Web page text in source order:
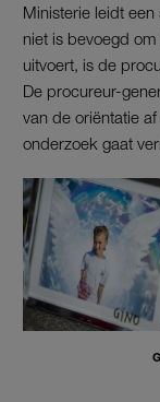
Ministerie leidt
niet is bevoegd
uitvoert, is de
De procureur-
van de oriëntatie
onderzoek gaat